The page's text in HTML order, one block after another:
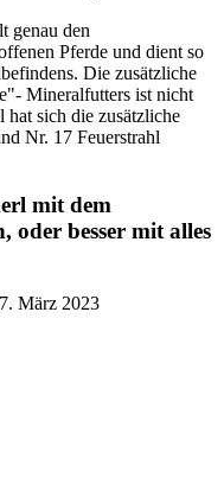
genau den
Pferde und dient so
Die zusätzliche
Mineralfutters ist nicht
sich die zusätzliche
Nr. 17 Feuerstrahl
mit dem
oder besser mit alles
März 2023